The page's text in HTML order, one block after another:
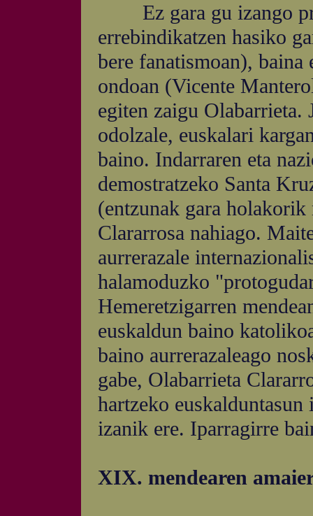
Ez gara gu izango
errebindikatzen hasiko
bere fanatismoan),
ondoan (Vicente
egiten zaigu Olabarrieta.
odolzale, euskalari
baino. Indarraren eta
demostratzeko Santa
(entzunak gara
Clararrosa nahiago.
aurrerazale
halamoduzko
Hemeretzigarren
euskaldun baino
baino aurrerazaleago
gabe, Olabarrieta
hartzeko euskalduntasun
izanik ere. Iparragirre
XIX. mendearen